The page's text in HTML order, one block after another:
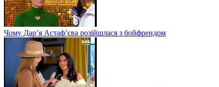
Чому Дар’я Астаф’єва розійшлася з бойфрендом